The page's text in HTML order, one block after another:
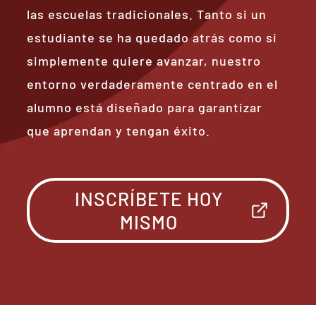
las escuelas tradicionales. Tanto si un
estudiante se ha quedado atrás como si
simplemente quiere avanzar, nuestro
entorno verdaderamente centrado en el
alumno está diseñado para garantizar
que aprendan y tengan éxito.
INSCRÍBETE HOY
MISMO